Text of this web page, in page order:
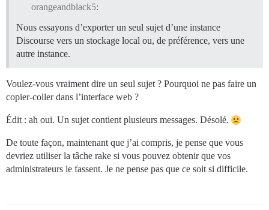
orangeandblack5:
Nous essayons d’exporter un seul sujet d’une instance
Discourse vers un stockage local ou, de préférence, vers une
autre instance.
Voulez-vous vraiment dire un seul sujet ? Pourquoi ne pas faire un
copier-coller dans l’interface web ?
Édit : ah oui. Un sujet contient plusieurs messages. Désolé.
De toute façon, maintenant que j’ai compris, je pense que vous
devriez utiliser la tâche rake si vous pouvez obtenir que vos
administrateurs le fassent. Je ne pense pas que ce soit si difficile.